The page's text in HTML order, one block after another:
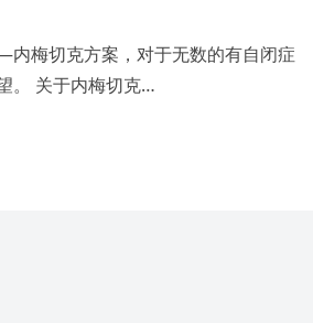
梅切克方案，对于无数的有自闭症
。 关于内梅切克…